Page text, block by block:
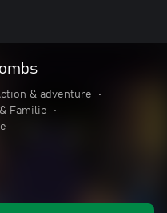
& adventure
•
Familie
•